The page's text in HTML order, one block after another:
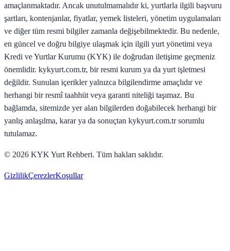
amaçlanmaktadır. Ancak unutulmamalıdır ki, yurtlarla ilgili başvuru
şartları, kontenjanlar, fiyatlar, yemek listeleri, yönetim uygulamaları
ve diğer tüm resmi bilgiler zamanla değişebilmektedir. Bu nedenle,
en güncel ve doğru bilgiye ulaşmak için ilgili yurt yönetimi veya
Kredi ve Yurtlar Kurumu (KYK) ile doğrudan iletişime geçmeniz
önemlidir. kykyurt.com.tr, bir resmi kurum ya da yurt işletmesi
değildir. Sunulan içerikler yalnızca bilgilendirme amaçlıdır ve
herhangi bir resmî taahhüt veya garanti niteliği taşımaz. Bu
bağlamda, sitemizde yer alan bilgilerden doğabilecek herhangi bir
yanlış anlaşılma, karar ya da sonuçtan kykyurt.com.tr sorumlu
tutulamaz.
© 2026 KYK Yurt Rehberi. Tüm hakları saklıdır.
GizlilikÇerezlerKoşullar